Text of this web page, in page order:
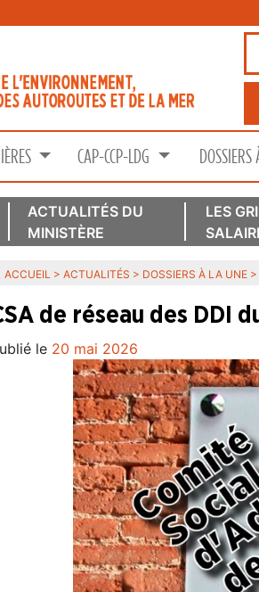
CAP-CCP-LDG
ACTUALITÉS DU
MINISTÈRE
LES
ACCUEIL > ACTUALITÉS > DOSSIERS À LA UNE >
de réseau des DDI
le 20 mai 2026